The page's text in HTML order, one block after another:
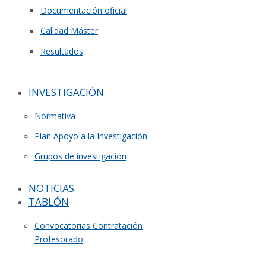
Documentación oficial
Calidad Máster
Resultados
INVESTIGACIÓN
Normativa
Plan Apoyo a la Investigación
Grupos de investigación
NOTICIAS
TABLÓN
Convocatorias Contratación
Profesorado